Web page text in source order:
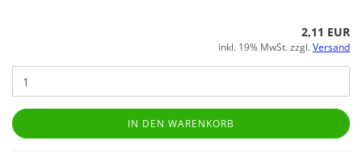
2,11 EUR
inkl. 19% MwSt. zzgl.Versand
IN DEN WARENKORB